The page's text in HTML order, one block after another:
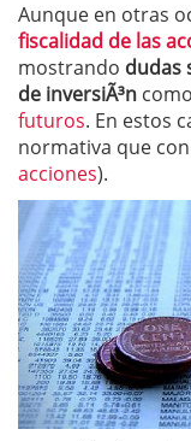
Aunque en otras
fiscalidad de las
mostrando dudas
de inversiÃ³n como
futuros. En estos
normativa que
acciones).